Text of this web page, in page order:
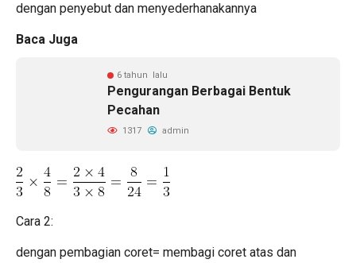
dengan penyebut dan menyederhanakannya
Baca Juga
6 tahun lalu
Pengurangan Berbagai Bentuk
Pecahan
1317 admin
Cara 2:
dengan pembagian coret= membagi coret atas dan